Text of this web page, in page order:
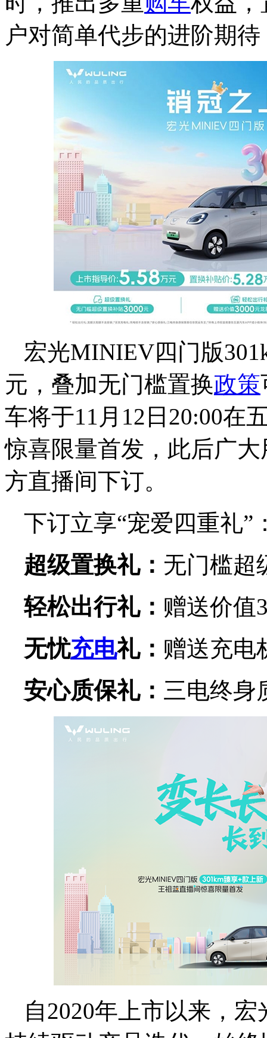
户对简单代步的进阶期待
宏光MINIEV四门版
元，叠加无门槛置换政策
车将于11月12日20:00在
惊喜限量首发，此后广
方直播间下订。
下订立享“宠爱四重礼”
超级置换礼： 无门槛超
轻松出行礼： 赠送价值
无忧充电礼： 赠送充电
安心质保礼： 三电终身
自2020年上市以来，